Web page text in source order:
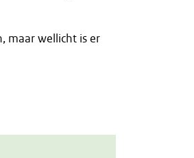
maar wellicht is er